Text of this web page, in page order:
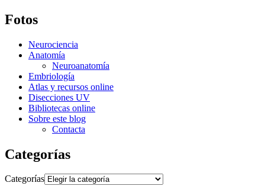
Fotos
Neurociencia
Anatomía
Neuroanatomía
Embriología
Atlas y recursos online
Disecciones UV
Bibliotecas online
Sobre este blog
Contacta
Categorías
Categorías